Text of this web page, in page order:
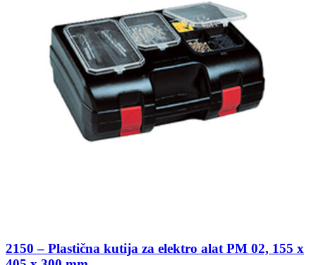
2150 – Plastična kutija za elektro alat PM 02, 155 x